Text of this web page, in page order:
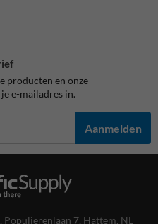
producten en onze
e-mailadres in.
Aanmelden
Populierenlaan 7, Hattem, NL